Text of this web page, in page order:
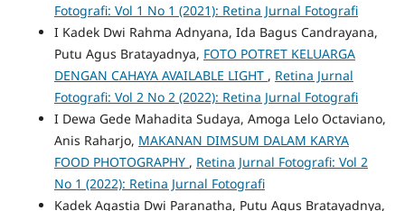
Fotografi: Vol 1 No 1 (2021): Retina Jurnal Fotografi
I Kadek Dwi Rahma Adnyana, Ida Bagus Candrayana,
Putu Agus Bratayadnya, FOTO POTRET KELUARGA
DENGAN CAHAYA AVAILABLE LIGHT , Retina Jurnal
Fotografi: Vol 2 No 2 (2022): Retina Jurnal Fotografi
I Dewa Gede Mahadita Sudaya, Amoga Lelo Octaviano,
Anis Raharjo, MAKANAN DIMSUM DALAM KARYA
FOOD PHOTOGRAPHY , Retina Jurnal Fotografi: Vol 2
No 1 (2022): Retina Jurnal Fotografi
Kadek Agastia Dwi Paranatha, Putu Agus Bratayadnya,